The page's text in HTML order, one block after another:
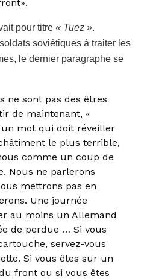
pour titre « Tuez ».
soviétiques à traiter les
le dernier paragraphe se
ne sont pas des êtres
de maintenant, «
mot qui doit réveiller
le plus terrible,
comme un coup de
Nous ne parlerons
mettrons pas en
Une journée
au moins un Allemand
de perdue … Si vous
servez-vous
Si vous êtes sur un
front ou si vous êtes